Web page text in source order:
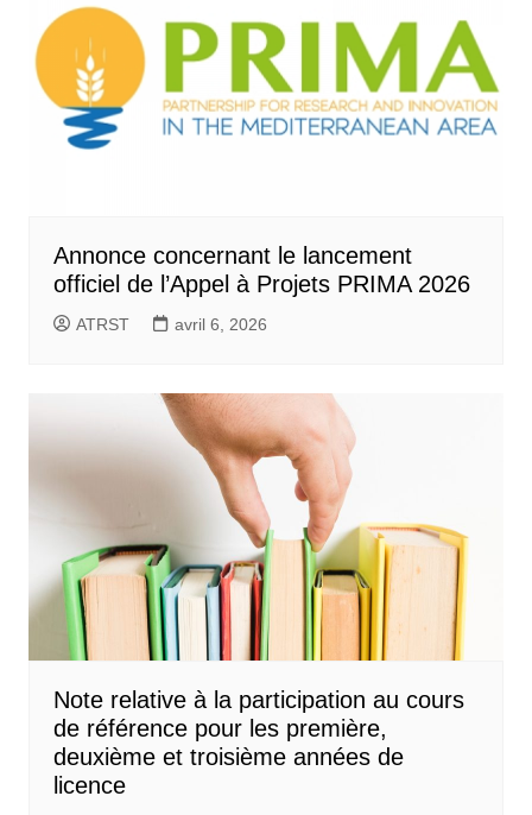
Annonce concernant le lancement
officiel de l’Appel à Projets PRIMA 2026
ATRST avril 6, 2026
Note relative à la participation au cours
de référence pour les première,
deuxième et troisième années de
licence